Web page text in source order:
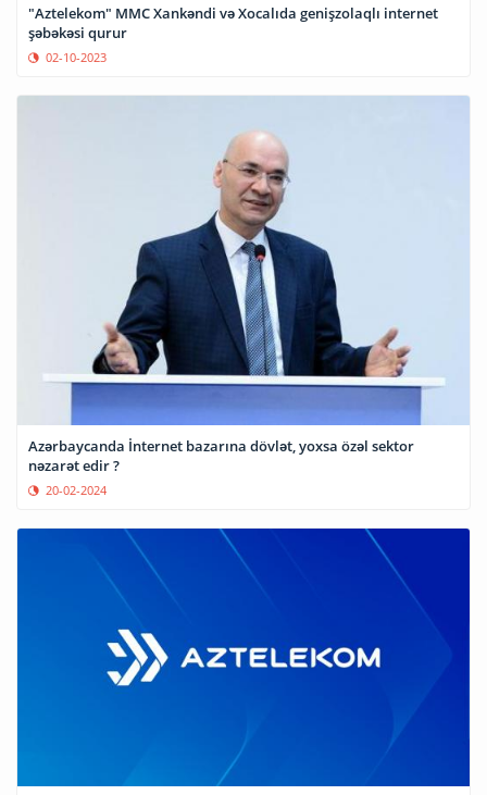
"Aztelekom" MMC Xankəndi və Xocalıda genişzolaqlı internet
şəbəkəsi qurur
02-10-2023
Azərbaycanda İnternet bazarına dövlət, yoxsa özəl sektor
nəzarət edir ?
20-02-2024